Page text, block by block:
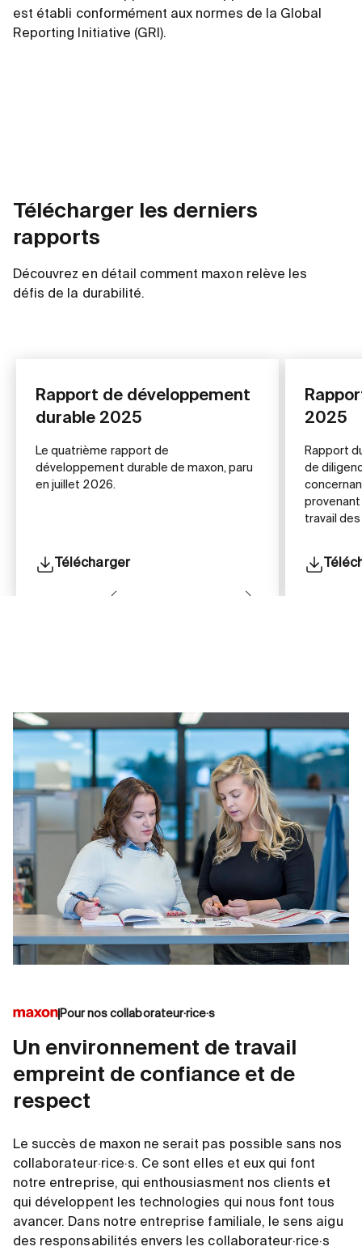
est établi conformément aux normes de la Global
Reporting Initiative (GRI).
Télécharger les derniers
rapports
Découvrez en détail comment maxon relève les
défis de la durabilité.
Rapport de développement
durable 2025
Le quatrième rapport de
développement durable de maxon, paru
en juillet 2026.
Télécharger
2025
Rapport
de
travail
Pour nos collaborateur·rice·s
Un environnement de travail
empreint de confiance et de
respect
Le succès de maxon ne serait pas possible sans nos
collaborateur·rice·s. Ce sont elles et eux qui font
notre entreprise, qui enthousiasment nos clients et
qui développent les technologies qui nous font tous
avancer. Dans notre entreprise familiale, le sens aigu
des responsabilités envers les collaborateur·rice·s